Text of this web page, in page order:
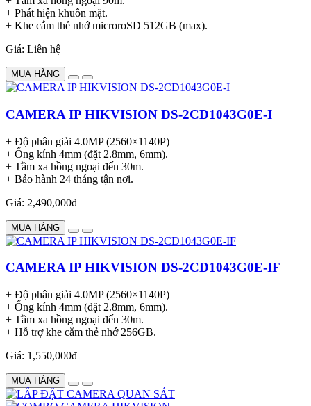
+ Phát hiện khuôn mặt.
+ Khe cắm thẻ nhớ microroSD 512GB (max).
Giá: Liên hệ
MUA HÀNG
CAMERA IP HIKVISION DS-2CD1043G0E-I
+ Độ phân giải 4.0MP (2560×1140P)
+ Ống kính 4mm (đặt 2.8mm, 6mm).
+ Tầm xa hồng ngoại đến 30m.
+ Bảo hành 24 tháng tận nơi.
Giá: 2,490,000đ
MUA HÀNG
CAMERA IP HIKVISION DS-2CD1043G0E-IF
+ Độ phân giải 4.0MP (2560×1140P)
+ Ống kính 4mm (đặt 2.8mm, 6mm).
+ Tầm xa hồng ngoại đến 30m.
+ Hỗ trợ khe cắm thẻ nhớ 256GB.
Giá: 1,550,000đ
MUA HÀNG